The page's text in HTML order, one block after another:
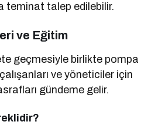
teminat talep edilebilir.
ve Eğitim
geçmesiyle birlikte pompa
ve yöneticiler için
gündeme gelir.